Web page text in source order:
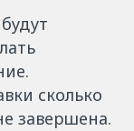
сколько
завершена.